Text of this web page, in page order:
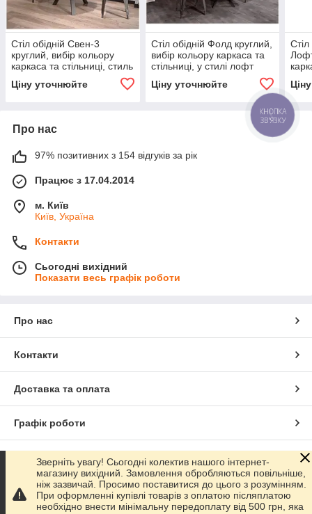
Стіл обідній Свен-3
круглий, вибір кольору
каркаса та стільниці, стиль
Метал Дизайн
Ціну уточнюйте
Стіл обідній Фолд круглий,
вибір кольору каркаса та
стільниці, у стилі лофт
Дизайн
Ціну уточнюйте
Про нас
97% позитивних з 154 відгуків за рік
Працює з 17.04.2014
м. Київ
Київ, Україна
Контакти
Сьогодні вихідний
Показати весь графік роботи
Про нас
Контакти
Доставка та оплата
Графік роботи
Повна версія сайту
Сайт створено на маркетплейсіProm.ua
Зверніть увагу! Сьогодні колектив нашого інтернет-
магазину вихідний. Замовлення обробляються повільніше,
ніж зазвичай. Просимо поставитися до цього з розумінням.
При оформленні купівлі товарів з оплатою післяплатою
необхідно внести мінімальну передоплату від 500 грн, яка